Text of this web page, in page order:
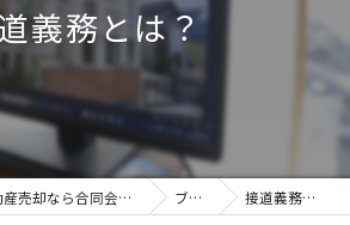
義務とは？
沖縄県沖縄市で不動産売却なら合同会社MYK不動産 ブログ 接道義務とは？